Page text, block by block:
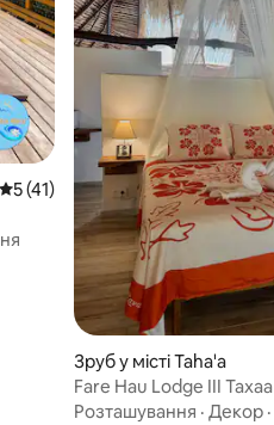
Середня оцінка: 5 з 5, відгуки: 41
5 (41)
Зруб у місті Taha'a
Fare Hau Lodge III Тахаа
Розташування · Декор ·